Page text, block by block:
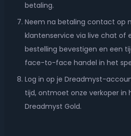
betaling.
Neem na betaling contact op
klantenservice via live chat of
bestelling bevestigen en een
face-to-face handel in het
Log in op je Dreadmyst-
tijd, ontmoet onze verkoper in
Dreadmyst Gold.